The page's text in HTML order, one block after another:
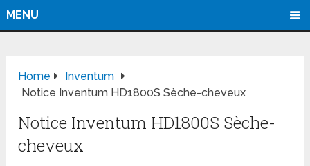
MENU
Home
Inventum
Notice Inventum HD1800S Sèche-cheveux
Notice Inventum HD1800S Sèche-
cheveux